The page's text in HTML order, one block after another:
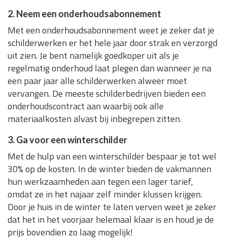
2. Neem een onderhoudsabonnement
Met een onderhoudsabonnement weet je zeker dat je
schilderwerken er het hele jaar door strak en verzorgd
uit zien. Je bent namelijk goedkoper uit als je
regelmatig onderhoud laat plegen dan wanneer je na
een paar jaar alle schilderwerken alweer moet
vervangen. De meeste schilderbedrijven bieden een
onderhoudscontract aan waarbij ook alle
materiaalkosten alvast bij inbegrepen zitten.
3. Ga voor een winterschilder
Met de hulp van een winterschilder bespaar je tot wel
30% op de kosten. In de winter bieden de vakmannen
hun werkzaamheden aan tegen een lager tarief,
omdat ze in het najaar zelf minder klussen krijgen.
Door je huis in de winter te laten verven weet je zeker
dat het in het voorjaar helemaal klaar is en houd je de
prijs bovendien zo laag mogelijk!